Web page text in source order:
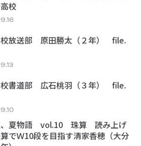
校
校放送部 原田勝太（２年） file.
校書道部 広石桃羽（３年） file.
、夏物語 vol.10 珠算 読み上げ
でＷ10段を目指す清家香穂（大分